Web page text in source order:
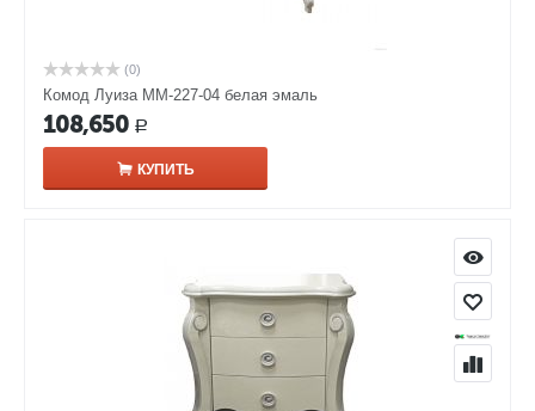
(0)
Комод Луиза ММ-227-04 белая эмаль
108,650 Р
КУПИТЬ